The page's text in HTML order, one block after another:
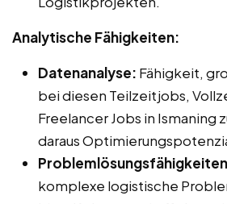
Analytische Fähigkeiten:
Datenanalyse: Fähigkeit,
bei diesen Teilzeitjobs,
Freelancer Jobs in Ismaning
daraus
komplexe logistische